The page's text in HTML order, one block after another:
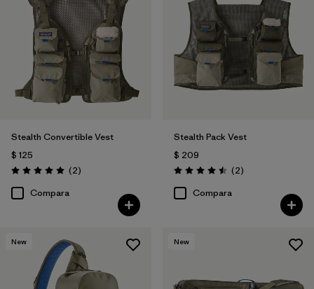
Stealth Convertible Vest
$ 125
Valoración: 5.0 / 5
(2Comentarios
)
Compara
Stealth Pack Vest
$ 209
Valoración: 4.5 / 5
(2Comentarios
)
Compara
New New